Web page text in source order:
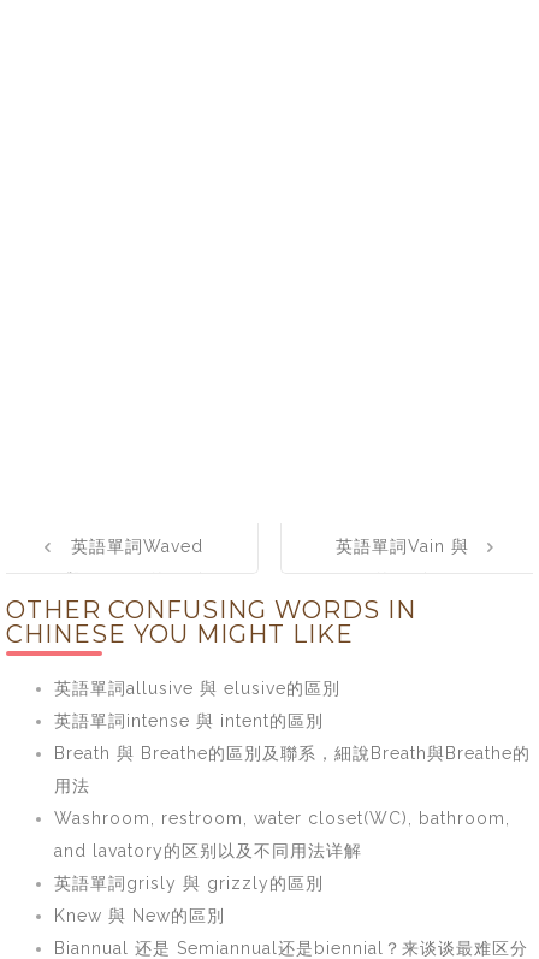
navigation
英語單詞Waved
英語單詞Vain 與
OTHER CONFUSING WORDS IN
CHINESE YOU MIGHT LIKE
英語單詞allusive 與 elusive的區別
英語單詞intense 與 intent的區別
Breath 與 Breathe的區別及聯系，細說Breath與Breathe的
用法
Washroom, restroom, water closet(WC), bathroom,
and lavatory的区别以及不同用法详解
英語單詞grisly 與 grizzly的區別
Knew 與 New的區別
Biannual 还是 Semiannual还是biennial？来谈谈最难区分